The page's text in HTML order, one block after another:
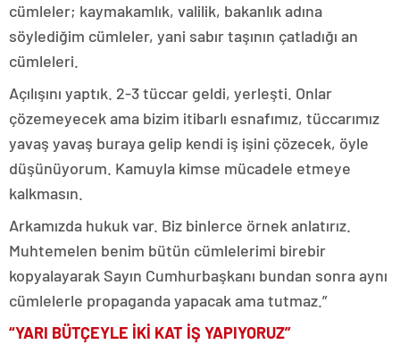
cümleler; kaymakamlık, valilik, bakanlık adına
söylediğim cümleler, yani sabır taşının çatladığı an
cümleleri.
Açılışını yaptık. 2-3 tüccar geldi, yerleşti. Onlar
çözemeyecek ama bizim itibarlı esnafımız, tüccarımız
yavaş yavaş buraya gelip kendi iş işini çözecek, öyle
düşünüyorum. Kamuyla kimse mücadele etmeye
kalkmasın.
Arkamızda hukuk var. Biz binlerce örnek anlatırız.
Muhtemelen benim bütün cümlelerimi birebir
kopyalayarak Sayın Cumhurbaşkanı bundan sonra aynı
cümlelerle propaganda yapacak ama tutmaz.”
“YARI BÜTÇEYLE İKİ KAT İŞ YAPIYORUZ”